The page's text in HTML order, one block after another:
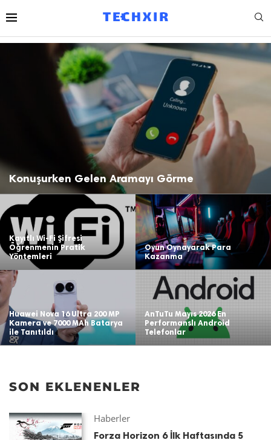
Konuşurken Gelen Aramayı Görme
Kayıtlı Wi-Fi Şifresi
Öğrenmenin Pratik
Yöntemleri
Oyun Oynayarak Para
Kazanma
Huawei Nova 16 Ultra 200 MP
Kamera ve 7000 MAh Batarya
ile Tanıtıldı
AnTuTu Mayıs 2026 En
Performanslı Android
Telefonlar
SON EKLENENLER
Haberler
Forza Horizon 6 İlk Haftasında 5